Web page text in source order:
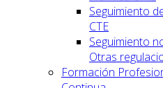
Seguimiento
CTE
Seguimiento
Otras
Formación